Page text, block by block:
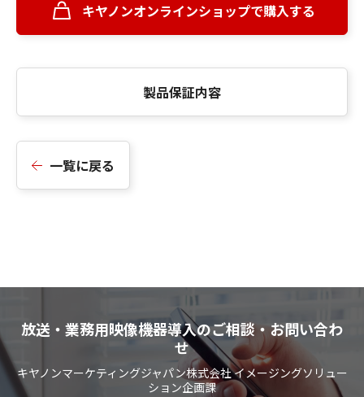
キヤノンオンラインショップで購入する
製品保証内容
一覧に戻る
放送・業務用映像機器導入のご相談・お問い合わ
せ
キヤノンマーケティングジャパン株式会社 イメージングソリュー
ション企画課